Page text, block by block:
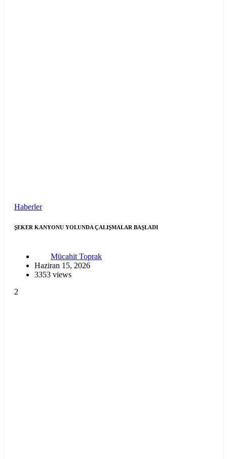
Haberler
ŞEKER KANYONU YOLUNDA ÇALIŞMALAR BAŞLADI
Mücahit Toprak
Haziran 15, 2026
3353 views
2